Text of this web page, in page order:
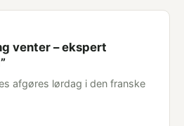
venter – ekspert
afgøres lørdag i den franske